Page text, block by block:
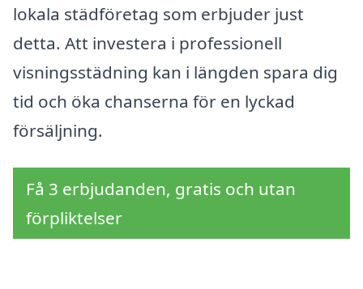
lokala städföretag som erbjuder just
detta. Att investera i professionell
visningsstädning kan i längden spara dig
tid och öka chanserna för en lyckad
försäljning.
Få 3 erbjudanden, gratis och utan
förpliktelser